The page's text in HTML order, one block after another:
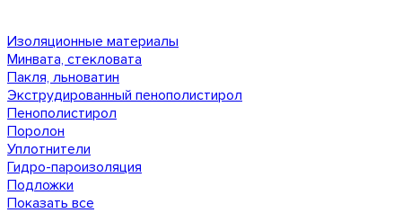
Изоляционные материалы
Минвата, стекловата
Пакля, льноватин
Экструдированный пенополистирол
Пенополистирол
Поролон
Уплотнители
Гидро-пароизоляция
Подложки
Показать все